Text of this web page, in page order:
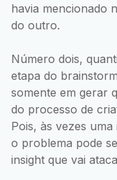
havia mencionado
do outro.
Número dois,
etapa do
somente em gerar
do processo de
Pois, às vezes
o problema pode
insight que vai